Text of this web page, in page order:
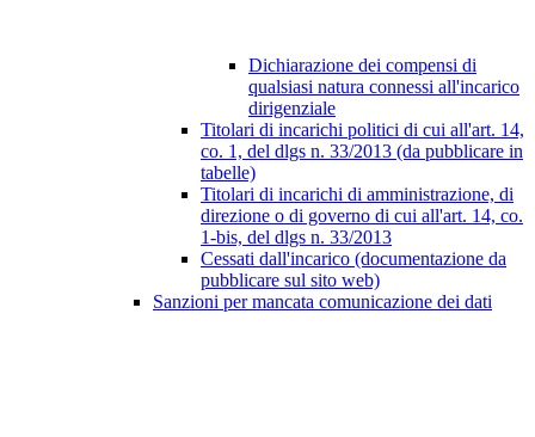
Dichiarazione dei compensi di
qualsiasi natura connessi all'incarico
dirigenziale
Titolari di incarichi politici di cui all'art. 14,
co. 1, del dlgs n. 33/2013 (da pubblicare in
tabelle)
Titolari di incarichi di amministrazione, di
direzione o di governo di cui all'art. 14, co.
1-bis, del dlgs n. 33/2013
Cessati dall'incarico (documentazione da
pubblicare sul sito web)
Sanzioni per mancata comunicazione dei dati